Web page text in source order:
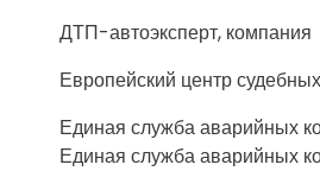
ДТП-автоэксперт, компания
Европейский центр
Единая служба аварийных
Единая служба аварийных